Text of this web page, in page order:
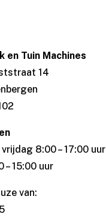
en Tuin Machines
14
8:00 – 17:00 uur
– 15:00 uur
van: